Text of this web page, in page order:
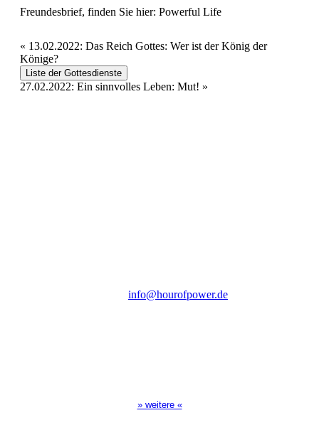
Freundesbrief, finden Sie hier: Powerful Life
« 13.02.2022: Das Reich Gottes: Wer ist der König der
Könige?
Liste der Gottesdienste
27.02.2022: Ein sinnvolles Leben: Mut! »
info@hourofpower.de
» weitere «